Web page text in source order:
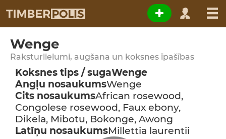
Wenge
Raksturlielumi, augšana un koksnes īpašības
Koksnes tips / sugaWenge
Angļu nosaukumsWenge
Cits nosaukumsAfrican rosewood,
Congolese rosewood, Faux ebony,
Dikela, Mibotu, Bokonge, Awong
Latīņu nosaukumsMillettia laurentii